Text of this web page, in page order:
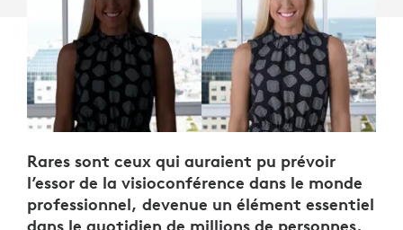
Rares sont ceux qui auraient pu prévoir
l’essor de la visioconférence dans le monde
professionnel, devenue un élément essentiel
dans le quotidien de millions de personnes.